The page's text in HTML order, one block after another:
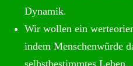
Dynamik.
Wir wollen ein
indem Menschenwürde
selbstbestimmtes Leben.